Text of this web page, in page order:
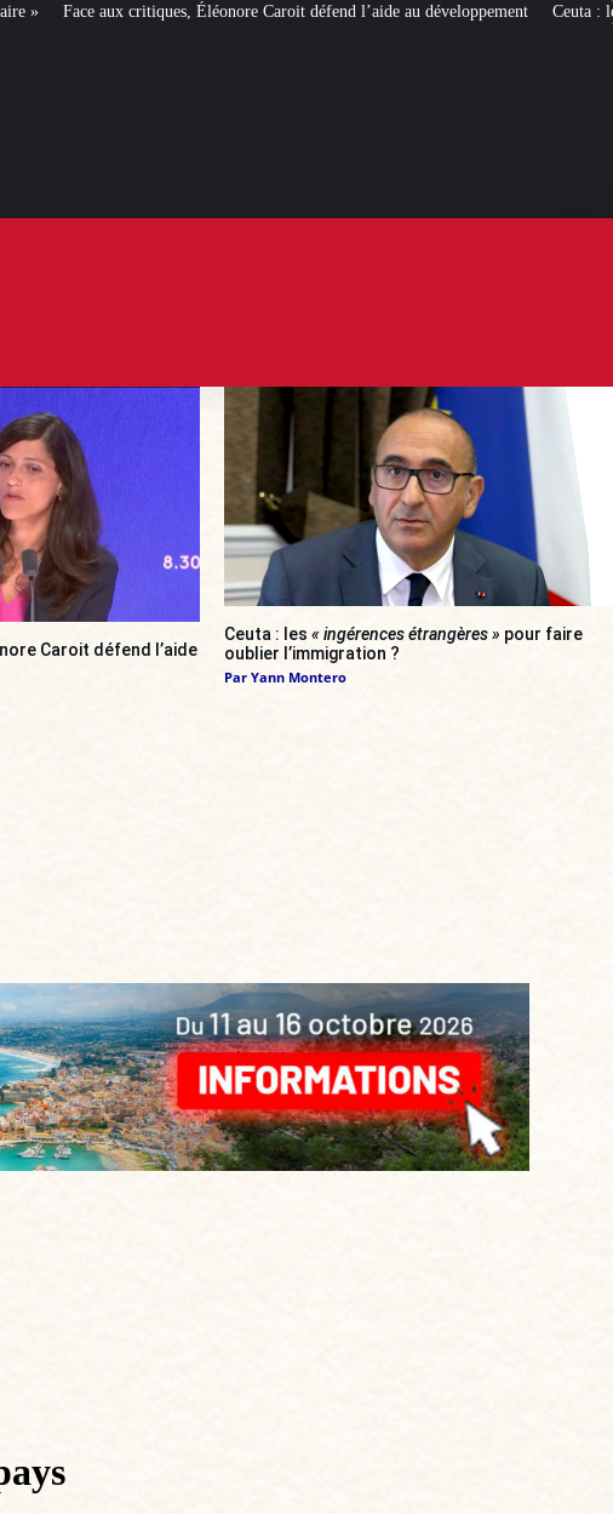
Caroit défend l’aide au développement Ceuta : les« ingérences étrangères »
Caroit défend l’aide
Ceuta : les « ingérences étrangères » pour faire
oublier l’immigration ?
Par Yann Montero